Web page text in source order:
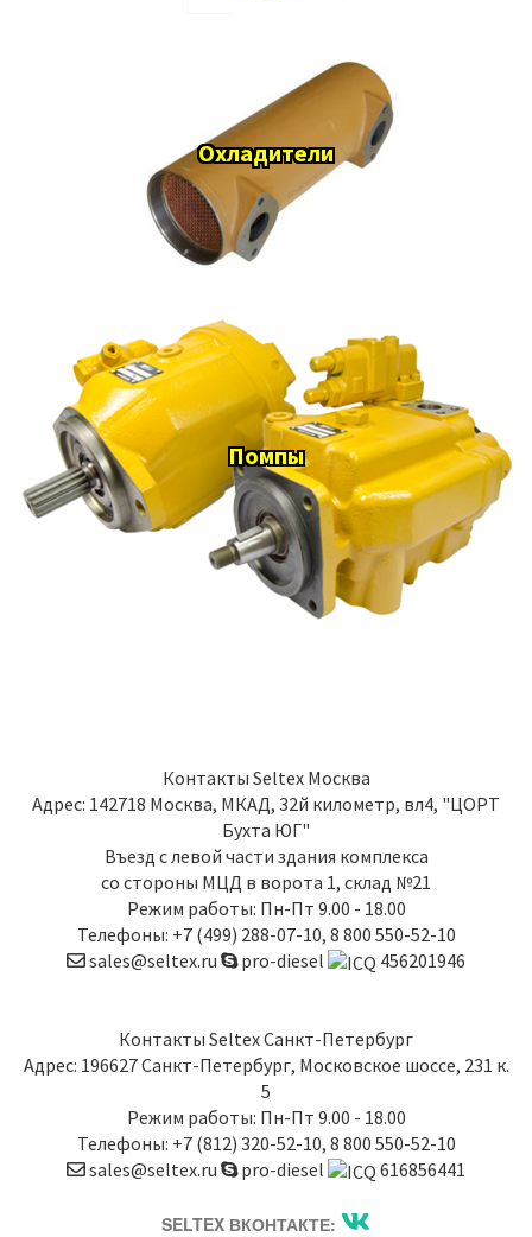
Охладители
Помпы
Контакты Seltex Москва
Адрес: 142718 Москва, МКАД, 32й километр, вл4, "ЦОРТ
Бухта ЮГ"
Въезд с левой части здания комплекса
со стороны МЦД в ворота 1, склад №21
Режим работы: Пн-Пт 9.00 - 18.00
Телефоны: +7 (499) 288-07-10, 8 800 550-52-10
sales@seltex.ru
pro-diesel 456201946
Контакты Seltex Санкт-Петербург
Адрес: 196627Санкт-Петербург, Московское шоссе, 231 к.
5
Режим работы: Пн-Пт 9.00 - 18.00
Телефоны: +7 (812) 320-52-10, 8 800 550-52-10
sales@seltex.ru
pro-diesel 616856441
SELTEX ВКОНТАКТЕ: